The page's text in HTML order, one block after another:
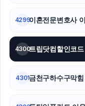
4299이혼전문변호사
4300
4301금천구하수구막